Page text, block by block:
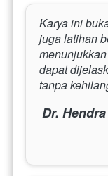
Karya ini
juga latihan
dapat
tanpa
Dr.